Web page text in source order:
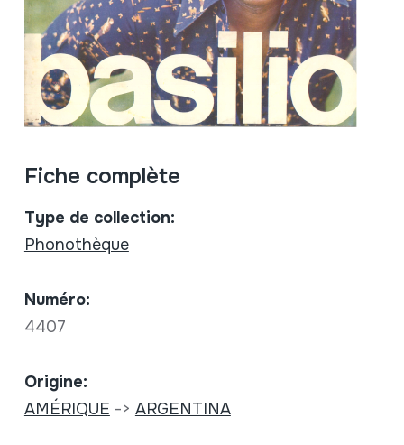
Fiche complète
Type de collection:
Phonothèque
Numéro:
4407
Origine:
AMÉRIQUE -> ARGENTINA